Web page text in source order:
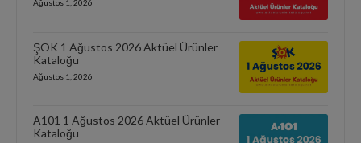
Ağustos 1, 2026
ŞOK 1 Ağustos 2026 Aktüel Ürünler
Kataloğu
Ağustos 1, 2026
A101 1 Ağustos 2026 Aktüel Ürünler
Kataloğu